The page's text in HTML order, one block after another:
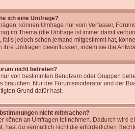
ich eine Umfrage?
können Umfrage nur vom Verfasser,
im Thema (die Umfrage ist immer damit
falls jedoch schon jemand mitgestimmt hat,
ihre Umfragen beeinflussen, indem sie die
nicht betreten?
von bestimmten Benutzern oder Gruppen
brauchen. Nur der Forumsmoderator und der
Grund dafür hast.
nicht mitmachen?
könen an Umfragen teilnehmen. Dadurch wird
hast du vermutlich nicht die erforderlichen